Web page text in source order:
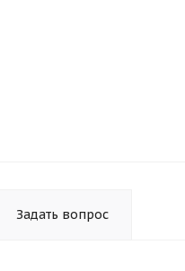
Задать вопрос